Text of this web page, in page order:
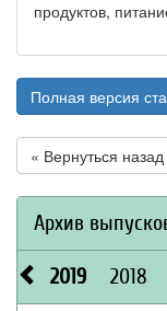
продуктов,
Полная версия
« Вернуться назад
Архив
2019 2018